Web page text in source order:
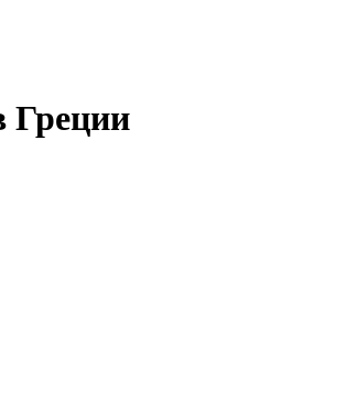
Греции